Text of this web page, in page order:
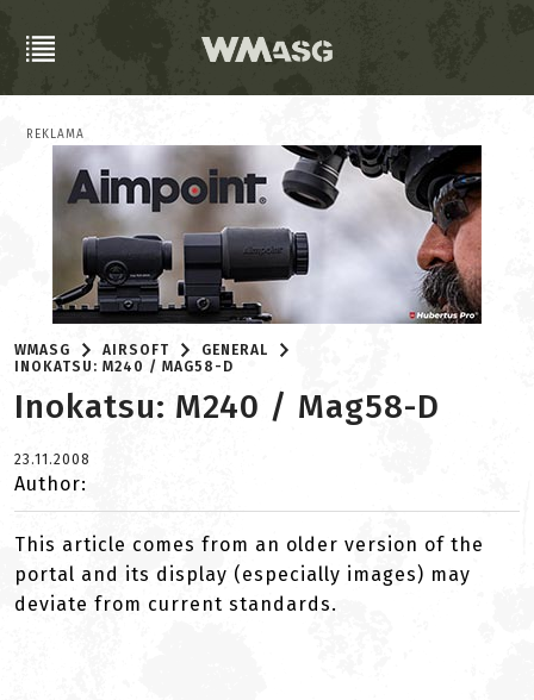
REKLAMA
WMASG AIRSOFT
GENERAL
INOKATSU: M240 / MAG58-D
Inokatsu: M240 / Mag58-D
23.11.2008
Author:
This article comes from an older version of the
portal and its display (especially images) may
deviate from current standards.